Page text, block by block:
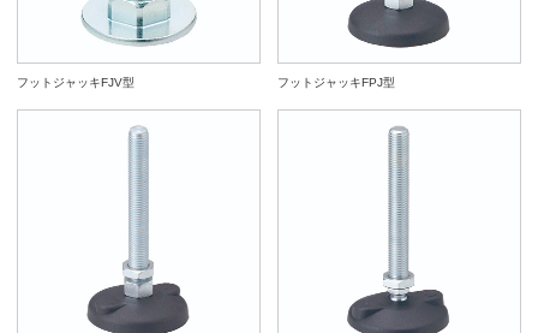
フットジャッキFJV型 フットジャッキFPJ型